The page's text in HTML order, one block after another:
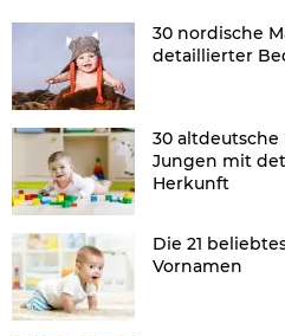
30 nordische
detaillierter
30 altdeutsche
Jungen mit
Herkunft
Die 21
Vornamen